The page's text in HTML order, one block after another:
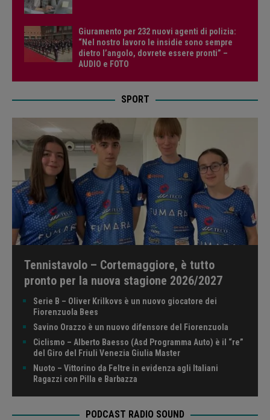
Giuramento per 232 nuovi agenti di polizia:
“Nel nostro lavoro le insidie sono sempre
dietro l’angolo, dovrete essere pronti” –
AUDIO e FOTO
SPORT
Tennistavolo – Cortemaggiore, è tutto
pronto per la nuova stagione 2026/2027
Serie B – Oliver Krilkovs è un nuovo giocatore dei
Fiorenzuola Bees
Savino Orazzo è un nuovo difensore del Fiorenzuola
Ciclismo – Alberto Baesso (Asd Programma Auto) è il “re”
del Giro del Friuli Venezia Giulia Master
Nuoto – Vittorino da Feltre in evidenza agli Italiani
Ragazzi con Pilla e Barbazza
PODCAST RADIO SOUND